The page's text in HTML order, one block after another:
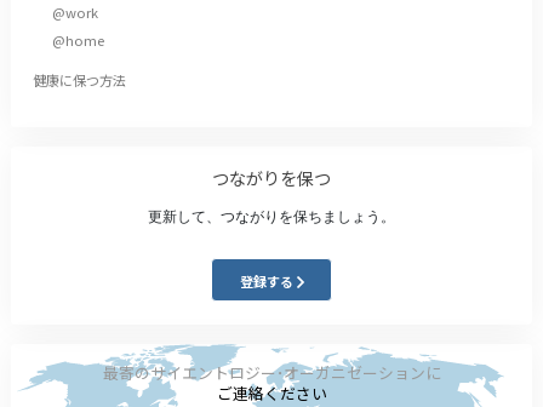
@work
@home
健康に保つ方法
つながりを保つ
更新して、つながりを保ちましょう。
登録する
最寄のサイエントロジー･オーガニゼーションに
ご連絡ください